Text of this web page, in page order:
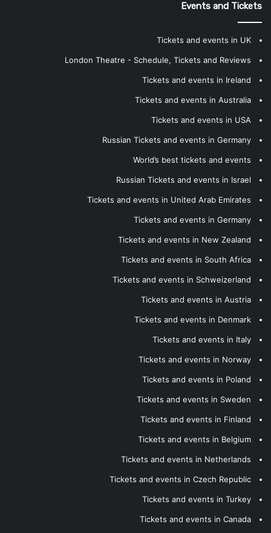
Events and Tickets
Tickets and events in UK
London Theatre - Schedule, Tickets and Reviews
Tickets and events in Ireland
Tickets and events in Australia
Tickets and events in USA
Russian Tickets and events in Germany
World’s best tickets and events
Russian Tickets and events in Israel
Tickets and events in United Arab Emirates
Tickets and events in Germany
Tickets and events in New Zealand
Tickets and events in South Africa
Tickets and events in Schweizerland
Tickets and events in Austria
Tickets and events in Denmark
Tickets and events in Italy
Tickets and events in Norway
Tickets and events in Poland
Tickets and events in Sweden
Tickets and events in Finland
Tickets and events in Belgium
Tickets and events in Netherlands
Tickets and events in Czech Republic
Tickets and events in Turkey
Tickets and events in Canada